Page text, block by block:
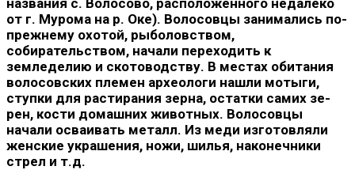
от г. Мурома на р. Оке). Волосовцы занимались по-
прежнему охотой, рыбо­ловством,
собирательством, начали переходить к
земледелию и скотоводству. В местах обитания
волосовских племен археологи нашли мотыги,
ступки для растирания зерна, остатки самих зе­
рен, кости домашних животных. Волосовцы
начали осваивать металл. Из меди изготовляли
женские украшения, ножи, шилья, наконечники
стрел и т.д.